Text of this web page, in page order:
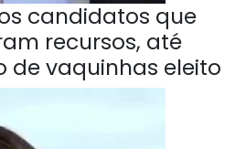
candidatos que
recursos, até
de vaquinhas eleito